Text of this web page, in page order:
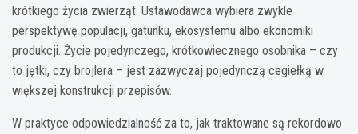
krótkiego życia zwierząt. Ustawodawca wybiera zwykle
perspektywę populacji, gatunku, ekosystemu albo ekonomiki
produkcji. Życie pojedynczego, krótkowiecznego osobnika – czy
to jętki, czy brojlera – jest zazwyczaj pojedynczą cegiełką w
większej konstrukcji przepisów.
W praktyce odpowiedzialność za to, jak traktowane są rekordowo